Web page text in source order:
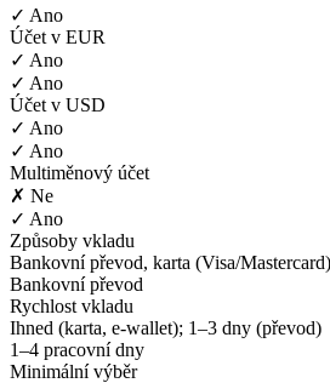
✓ Ano
Účet v EUR
✓ Ano
✓ Ano
Účet v USD
✓ Ano
✓ Ano
Multiměnový účet
✗ Ne
✓ Ano
Způsoby vkladu
Bankovní převod, karta (Visa/
Bankovní převod
Rychlost vkladu
Ihned (karta, e-wallet); 1–3 dny (převod)
1–4 pracovní dny
Minimální výběr